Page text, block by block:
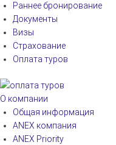
Раннее бронирование
Документы
Визы
Страхование
Оплата туров
О компании
Общая информация
ANEX компания
ANEX Priority